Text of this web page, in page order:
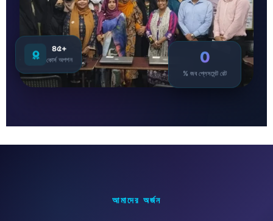
৪৫+
কোর্স অপশন 0
% জব প্লেসমেন্ট রেট
আমাদের অর্জন